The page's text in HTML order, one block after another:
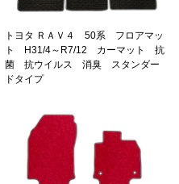
トヨタ ＲＡＶ４ 50系 フロアマッ
ト H31/4～R7/12 カーマット 抗
菌 抗ウイルス 消臭 スタンダー
ドタイプ